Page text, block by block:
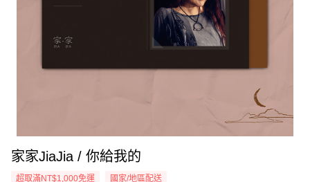
家家JiaJia / 你給我的
超取滿NT$1,000免運 國家/地區配送